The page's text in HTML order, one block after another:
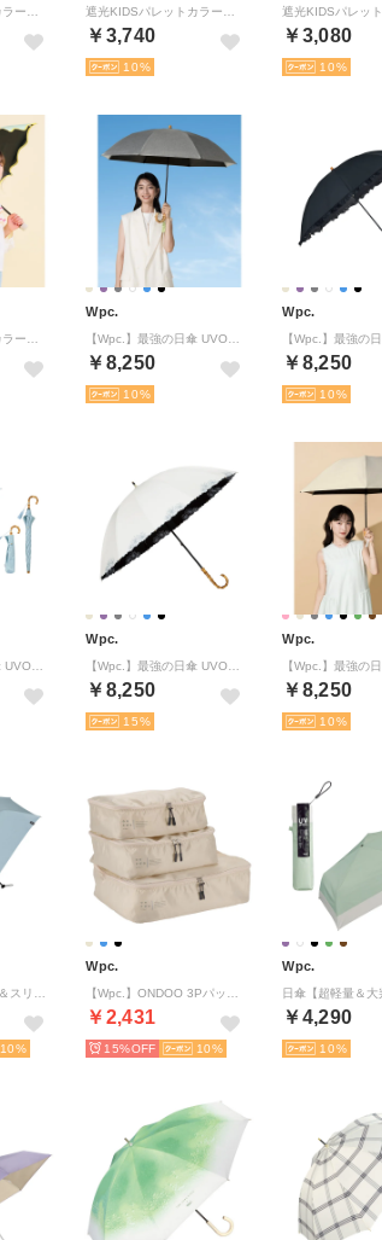
￥3,740
10
￥3,080
10
Wpc.
￥8,250
10
Wpc.
￥8,250
10
Wpc.
￥8,250
15
Wpc.
￥8,250
10
10
Wpc.
￥2,431
15% 10
Wpc.
￥4,290
10